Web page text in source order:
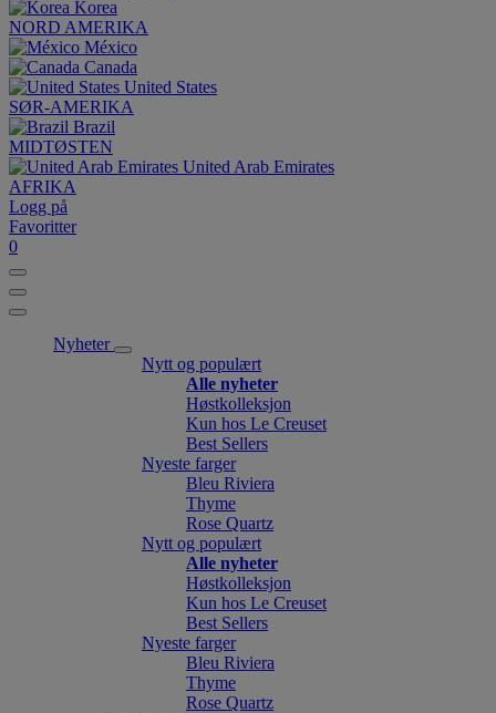
Korea
NORD AMERIKA
México
Canada
United States
SØR-AMERIKA
Brazil
MIDTØSTEN
United Arab Emirates
AFRIKA
Logg på
Favoritter
0
Nyheter
Nytt og populært
Alle nyheter
Høstkolleksjon
Kun hos Le Creuset
Best Sellers
Nyeste farger
Bleu Riviera
Thyme
Rose Quartz
Nytt og populært
Alle nyheter
Høstkolleksjon
Kun hos Le Creuset
Best Sellers
Nyeste farger
Bleu Riviera
Thyme
Rose Quartz